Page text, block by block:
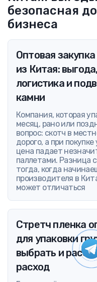
безопасная
бизнеса
Оптовая
из Китая:
логистика и
камни
Компания, которая
месяц, рано или
вопрос: скотч в
дорого, а при
цена падает
паллетами. Разница
тогда, когда
производителя в
может отличаться
Стретч пленка
для упаковки
выбрать и
расход